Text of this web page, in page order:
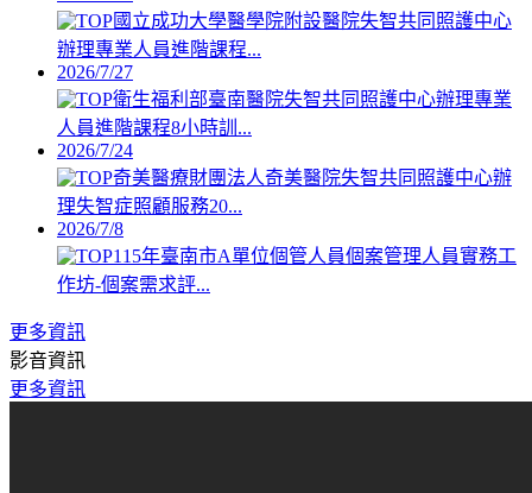
國立成功大學醫學院附設醫院失智共同照護中心
辦理專業人員進階課程...
2026/7/27
衛生福利部臺南醫院失智共同照護中心辦理專業
人員進階課程8小時訓...
2026/7/24
奇美醫療財團法人奇美醫院失智共同照護中心辦
理失智症照顧服務20...
2026/7/8
115年臺南市A單位個管人員個案管理人員實務工
作坊-個案需求評...
更多資訊
影音資訊
更多資訊